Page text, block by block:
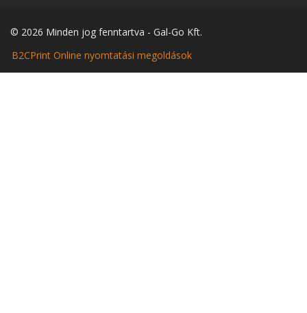
© 2026 Minden jog fenntartva - Gal-Go Kft.
B2CPrint Online nyomtatási megoldások